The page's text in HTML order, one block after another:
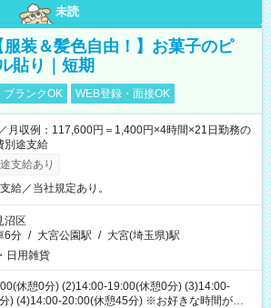
未読
服装＆髪色自由！】お菓子のピ
貼り｜短期
ブランクOK WEB登録・面接OK
月収例：117,600円＝1,400円×4時間×21日勤務の
別途支給
支給あり
給／当社規定あり。
沼区
6分 / 大宮公園駅 / 大宮(埼玉県)駅
日用雑貨
休憩0分) (2)14:00-19:00(休憩0分) (3)14:00-
) (4)14:00-20:00(休憩45分) ※お好きな時間が選べ